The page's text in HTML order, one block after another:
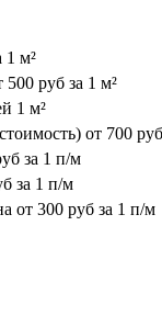
1 м²
500 руб за 1 м²
1 м²
от 700
за 1 п/м
за 1 п/м
от 300 руб за 1 п/м